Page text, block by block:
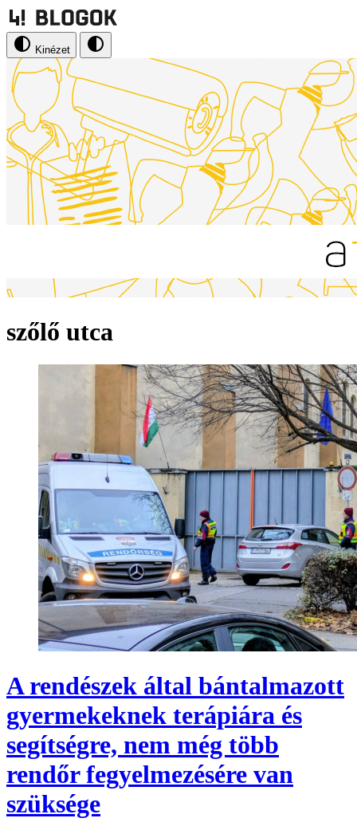
Kinézet
szőlő utca
A rendészek által bántalmazott
gyermekeknek terápiára és
segítségre, nem még több
rendőr fegyelmezésére van
szüksége